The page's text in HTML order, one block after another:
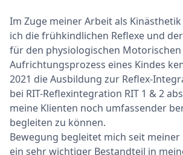
Im Zuge meiner Arbeit als
ich die frühkindlichen Reflexe und
für den physiologischen Motorischen
Aufrichtungsprozess eines Kindes
2021 die Ausbildung zur Reflex-
bei RIT-Reflexintegration RIT 1 & 2
meine Klienten noch umfassender
begleiten zu können.
Bewegung begleitet mich seit
ein sehr wichtiger Bestandteil in